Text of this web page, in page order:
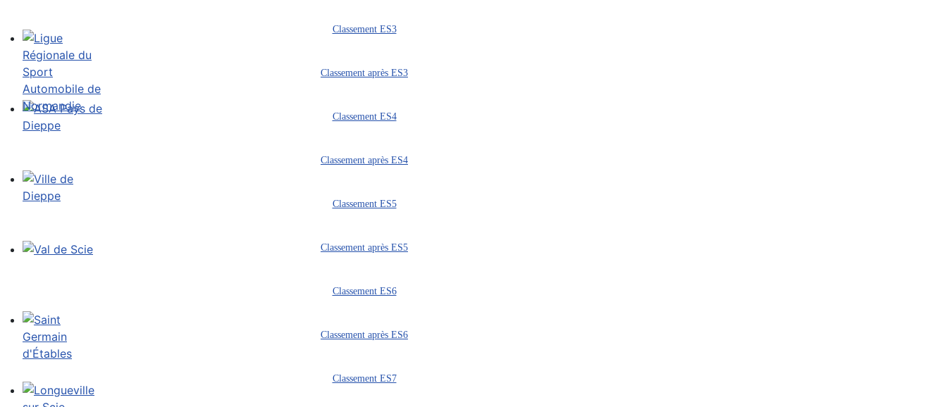
Classement ES3
Classement après ES3
Classement ES4
Classement après ES4
Classement ES5
Classement après ES5
Classement ES6
Classement après ES6
Classement ES7